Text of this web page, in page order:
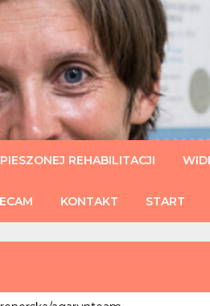
REHABILITACJI
KONTAKT START